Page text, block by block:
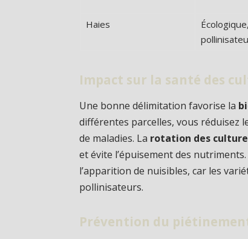
Haies
Impact sur la santé des
Une bonne délimitation favorise la
différentes parcelles, vous réduisez
de maladies. La rotation des
et évite l’épuisement des
l’apparition de nuisibles, car les
pollinisateurs.
Prévention du